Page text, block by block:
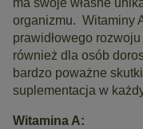
ma swoje własne
organizmu. Witaminy
prawidłowego
również dla osób
bardzo poważne
suplementacja w
Witamina A: